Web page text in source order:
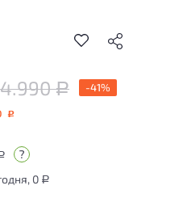
Р -41%
Р
0 Р